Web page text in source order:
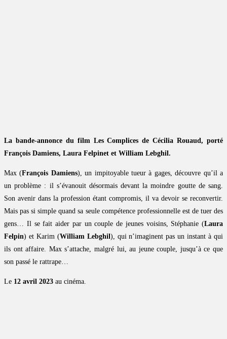
La bande-annonce du film Les Complices de Cécilia Rouaud, porté
François Damiens, Laura Felpinet et William Lebghil.
Max (François Damiens), un impitoyable tueur à gages, découvre qu’il a
un problème : il s’évanouit désormais devant la moindre goutte de sang.
Son avenir dans la profession étant compromis, il va devoir se reconvertir.
Mais pas si simple quand sa seule compétence professionnelle est de tuer des
gens… Il se fait aider par un couple de jeunes voisins, Stéphanie (Laura
Felpin) et Karim (William Lebghil), qui n’imaginent pas un instant à qui
ils ont affaire. Max s’attache, malgré lui, au jeune couple, jusqu’à ce que
son passé le rattrape…
Le 12 avril 2023 au cinéma.